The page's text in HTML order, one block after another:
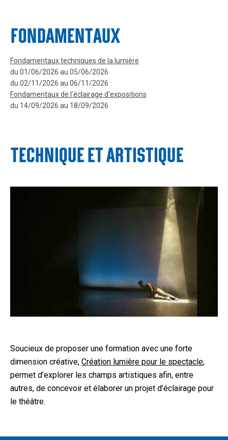
FONDAMENTAUX
Fondamentaux techniques de la lumière
du 01/06/2026 au 05/06/2026
du 02/11/2026 au 06/11/2026
Fondamentaux de l’éclairage d’expositions
du 14/09/2026 au 18/09/2026
TECHNIQUE ET ARTISTIQUE
Soucieux de proposer une formation avec une forte
dimension créative, Création lumière pour le spectacle,
permet d’explorer les champs artistiques afin, entre
autres, de concevoir et élaborer un projet d’éclairage pour
le théâtre.